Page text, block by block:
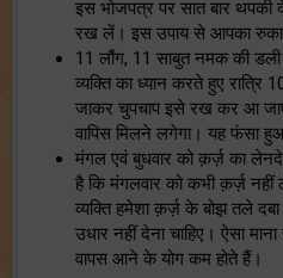
इस भोजपत्र पर सात बार थपकी
रख लें। इस उपाय से आपका
11 लौंग, 11 साबुत नमक की
व्यक्ति का ध्यान करते हुए
जाकर चुपचाप इसे रख कर आ
वापिस मिलने लगेगा। यह फंसा
मंगल एवं बुधवार को क़र्ज़ का
है कि मंगलवार को कभी क़र्ज़ नहीं
व्यक्ति हमेशा क़र्ज़ के बोझ तले
उधार नहीं देना चाहिए। ऐसा
वापस आने के योग कम होते हैं।